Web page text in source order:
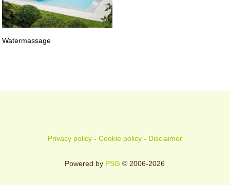
Watermassage
Privacy policy- Cookie policy- Disclaimer
Powered by PSG © 2006-2026